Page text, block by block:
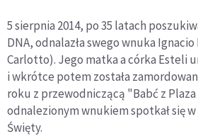
5 sierpnia 2014, po 35 latach
DNA, odnalazła swego wnuka
Carlotto). Jego matka a córka Esteli
i wkrótce potem została
roku z przewodniczącą "Babć z
odnalezionym wnukiem spotkał się
Święty.